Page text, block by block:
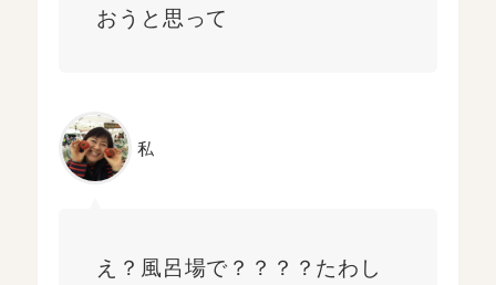
おうと思って
私
え？風呂場で？？？？たわし